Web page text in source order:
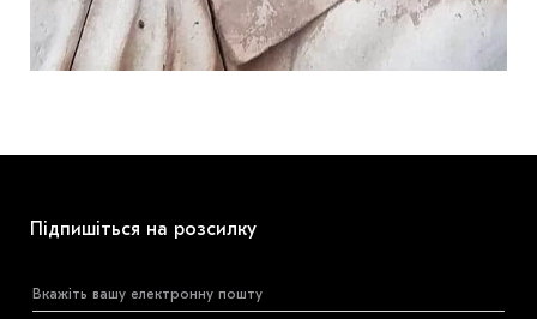
Підпишіться на розсилку